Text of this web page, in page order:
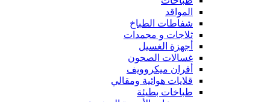
المواقد
شفاطات الطباخ
ثلاجات و مجمدات
أجهزة الغسيل
غسالات الصحون
أفران ميكروويف
قلايات هوائية ومقالي
طباخات بطيئة